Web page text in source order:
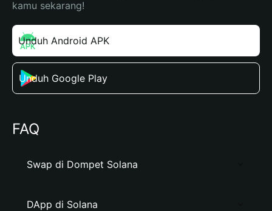
kamu sekarang!
Unduh Android APK
Unduh Google Play
FAQ
Swap di Dompet Solana
DApp di Solana